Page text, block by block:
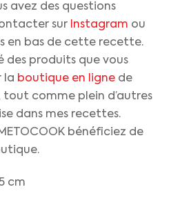
avez des questions
sur Instagram ou
en bas de cette recette.
des produits que vous
la boutique en ligne de
comme plein d’autres
dans mes recettes.
bénéficiez de
cm